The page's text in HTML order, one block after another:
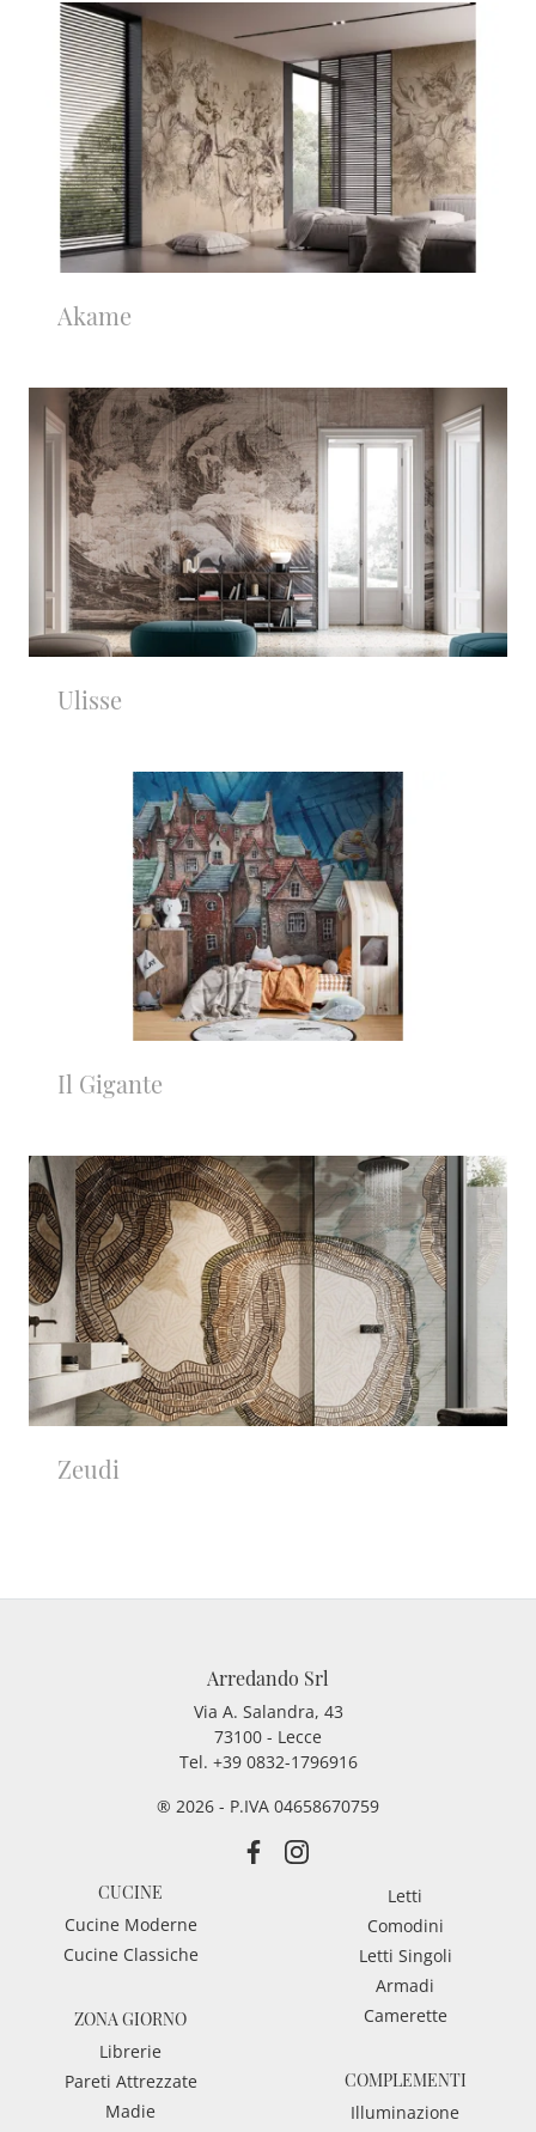
Akame
Ulisse
Il Gigante
Zeudi
Arredando Srl
Via A. Salandra, 43
73100 - Lecce
Tel. +39 0832-1796916
® 2026 - P.IVA 04658670759
CUCINE
Cucine Moderne
Cucine Classiche
ZONA GIORNO
Librerie
Pareti Attrezzate
Madie
Letti
Comodini
Letti Singoli
Armadi
Camerette
COMPLEMENTI
Illuminazione